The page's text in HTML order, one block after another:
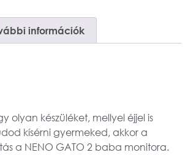
információk
olyan készüléket, mellyel éjjel is
kísérni gyermeked, akkor a
a NENO GATO 2 baba monitora.